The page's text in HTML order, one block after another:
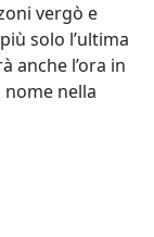
vergò e
solo l’ultima
anche l’ora in
nella